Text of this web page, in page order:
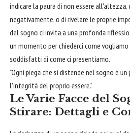
indicare la paura di non essere all'altezza,
negativamente, o di rivelare le proprie
del sogno ci invita a una profonda
un momento per chiederci come
soddisfatti di come ci presentiamo.
"Ogni piega che si distende nel sogno è
l'integrità del proprio essere."
Le Varie Facce del
Stirare: Dettagli e